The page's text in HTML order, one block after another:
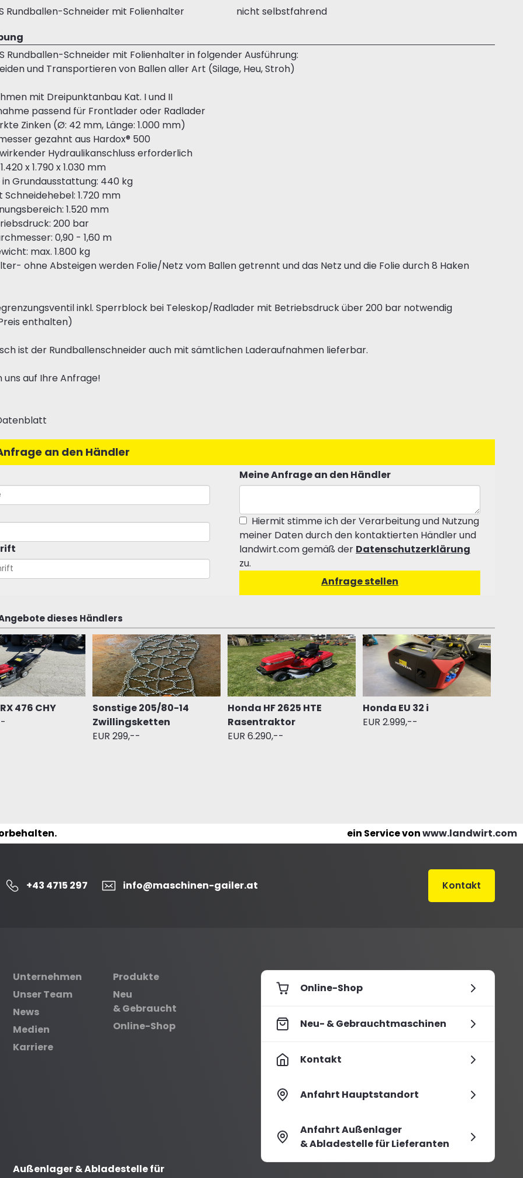
Rundballen-Schneider mit Folienhalter
nicht selbstfahrend
Rundballen-Schneider mit Folienhalter in folgender Ausführung:
und Transportieren von Ballen aller Art (Silage, Heu, Stroh)
mit Dreipunktanbau Kat. I und II
passend für Frontlader oder Radlader
Zinken (Ø: 42 mm, Länge: 1.000 mm)
gezahnt aus Hardox® 500
Hydraulikanschluss erforderlich
x 1.790 x 1.030 mm
Grundausstattung: 440 kg
Schneidehebel: 1.720 mm
1.520 mm
200 bar
0,90 - 1,60 m
max. 1.800 kg
ohne Absteigen werden Folie/Netz vom Ballen getrennt und das Netz und die Folie durch 8 Haken
inkl. Sperrblock bei Teleskop/Radlader mit Betriebsdruck über 200 bar notwendig
enthalten)
ist der Rundballenschneider auch mit sämtlichen Laderaufnahmen lieferbar.
uns auf Ihre Anfrage!
an den Händler
Meine Anfrage an den Händler
Hiermit stimme ich der Verarbeitung und Nutzung
meiner Daten durch den kontaktierten Händler und
landwirt.com gemäß der Datenschutzerklärung
zu.
dieses Händlers
476 CHY
Sonstige 205/80-14
Zwillingsketten
EUR 299,--
Honda HF 2625 HTE
Rasentraktor
EUR 6.290,--
Honda EU 32 i
EUR 2.999,--
ein Service vonwww.landwirt.com
+43 4715 297 info@maschinen-gailer.at Kontakt
Unternehmen
Unser Team
News
Medien
Karriere
Produkte
Neu
& Gebraucht
Online-Shop
Online-Shop
Neu- & Gebrauchtmaschinen
Kontakt
Anfahrt Hauptstandort
Anfahrt Außenlager
& Abladestelle für Lieferanten
Außenlager & Abladestelle für